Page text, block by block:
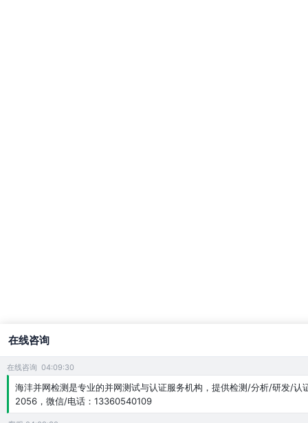
在线咨询
在线咨询 04:09:30
海沣并网检测是专业的并网测试与认证服务机构，提供检测/分析/研发/
2056，微信/电话：13360540109